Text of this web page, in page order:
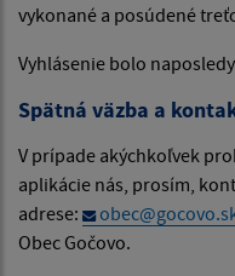
vykonané a posúdené
Vyhlásenie bolo
Spätná väzba a
V prípade akýchkoľvek
aplikácie nás, prosím,
adrese:
Obec Gočovo.